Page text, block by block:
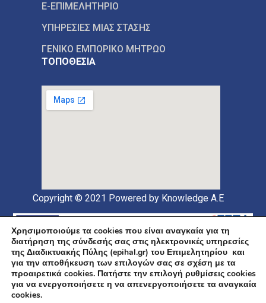
E-ΕΠΙΜΕΛΗΤΗΡΙΟ
ΥΠΗΡΕΣΙΕΣ ΜΙΑΣ ΣΤΑΣΗΣ
ΓΕΝΙΚΟ ΕΜΠΟΡΙΚΟ ΜΗΤΡΩΟ
ΤΟΠΟΘΕΣΙΑ
Copyright © 2021 Powered by Knowledge A.E
Υποέργο 1 Πράξης: «Ανάπτυξη και Αναβάθμιση
Ηλεκτρονικής Υποδομής και Ψηφιακών Υπηρεσιών του
Χρησιμοποιούμε τα cookies που είναι αναγκαία για τη
διατήρηση της σύνδεσής σας στις ηλεκτρονικές υπηρεσίες
της Διαδικτυακής Πύλης (epihal.gr) του Επιμελητηρίου και
για την αποθήκευση των επιλογών σας σε σχέση με τα
προαιρετικά cookies. Πατήστε την επιλογή ρυθμίσεις cookies
για να ενεργοποιήσετε η να απενεργοποιήσετε τα αναγκαία
cookies.